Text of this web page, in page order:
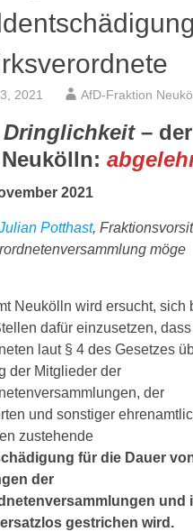
2021 AfD-Fraktion
Dringlichkeit–
2021
Potthast,
möge
Neukölln wird ersucht, sich
dafür einzusetzen,
laut § 4 des Gesetzes
der Mitglieder der
der
und sonstiger
zustehende
für die Dauer
der
und
gestrichen wird.